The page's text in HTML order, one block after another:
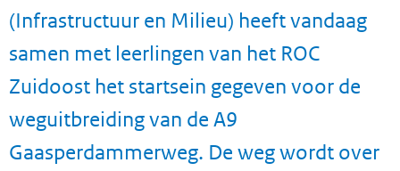
(Infrastructuur en Milieu) heeft vandaag
samen met leerlingen van het ROC
Zuidoost het startsein gegeven voor de
weguitbreiding van de A9
Gaasperdammerweg. De weg wordt over